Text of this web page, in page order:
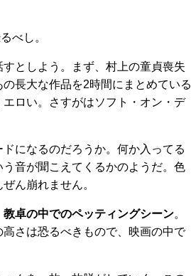
べし。
としよう。まず、村上の童貞喪失
長大な作品を2時間にまとめている
ロい。さすがはソフト・オン・デ
になるのだろうか。何か入ってる
音が聞こえてくるかのようだ。色
ん崩れません。
教卓の中でのペッティングシーン。
さは恐るべきもので、映画の中で